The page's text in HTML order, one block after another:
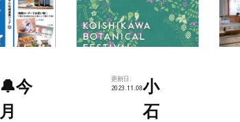
🔔今
月
更新日:
2023.11.08小
石